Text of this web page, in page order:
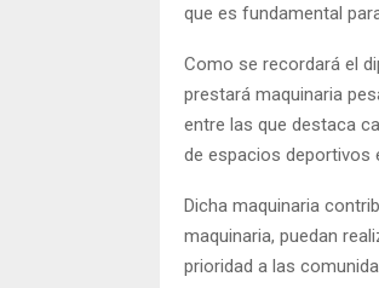
que es fundamental
Como se recordará el
prestará maquinaria
entre las que destaca
de espacios deportivos
Dicha maquinaria
maquinaria, puedan
prioridad a las